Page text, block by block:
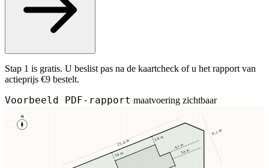
Stap 1 is gratis. U beslist pas na de kaartcheck of u het rapport van
actieprijs €9 bestelt.
Voorbeeld PDF-rapport maatvoering zichtbaar
N
3,8 m
3,8 m
3,4 m
4,1 m
25,4 m
9,1 m